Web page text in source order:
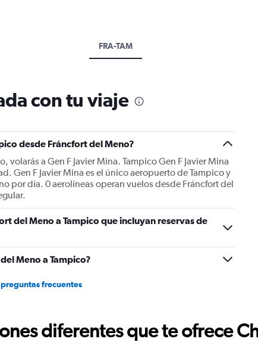
FRA-TAM
con tu viaje
desde Fráncfort del Meno?
volarás a Gen F Javier Mina. Tampico Gen F Javier Mina
Gen F Javier Mina es el único aeropuerto de Tampico y
por día. 0 aerolíneas operan vuelos desde Fráncfort del
del Meno a Tampico que incluyan reservas de
Meno a Tampico?
preguntas frecuentes
diferentes que te ofrece